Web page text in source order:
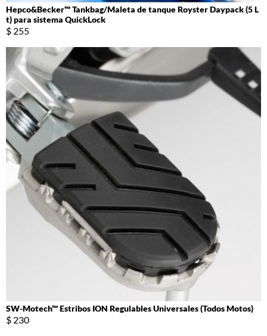
Hepco&Becker™ Tankbag/Maleta de tanque Royster Daypack (5 L
t) para sistema QuickLock
$ 255
SW-Motech™ Estribos ION Regulables Universales (Todos Motos)
$ 230